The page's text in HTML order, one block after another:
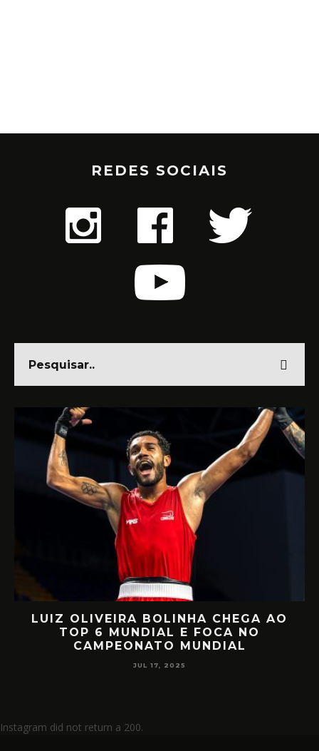
REDES SOCIAIS
LUIZ OLIVEIRA BOLINHA CHEGA AO
TOP 6 MUNDIAL E FOCA NO
CAMPEONATO MUNDIAL
JUL 17, 2025
Instagram did not return a 200.